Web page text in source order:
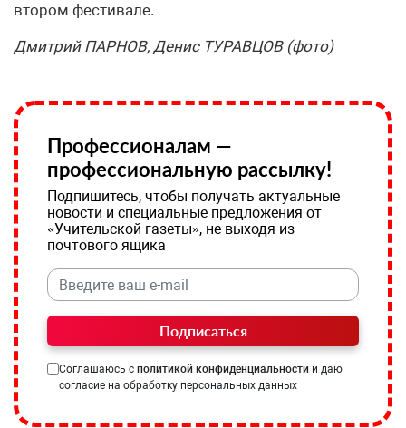
втором фестивале.
Дмитрий ПАРНОВ, Денис ТУРАВЦОВ (фото)
Профессионалам —
профессиональную рассылку!
Подпишитесь, чтобы получать актуальные
новости и специальные предложения от
«Учительской газеты», не выходя из
почтового ящика
Подписаться
Соглашаюсь с политикой конфиденциальности и даю
согласие на обработку персональных данных